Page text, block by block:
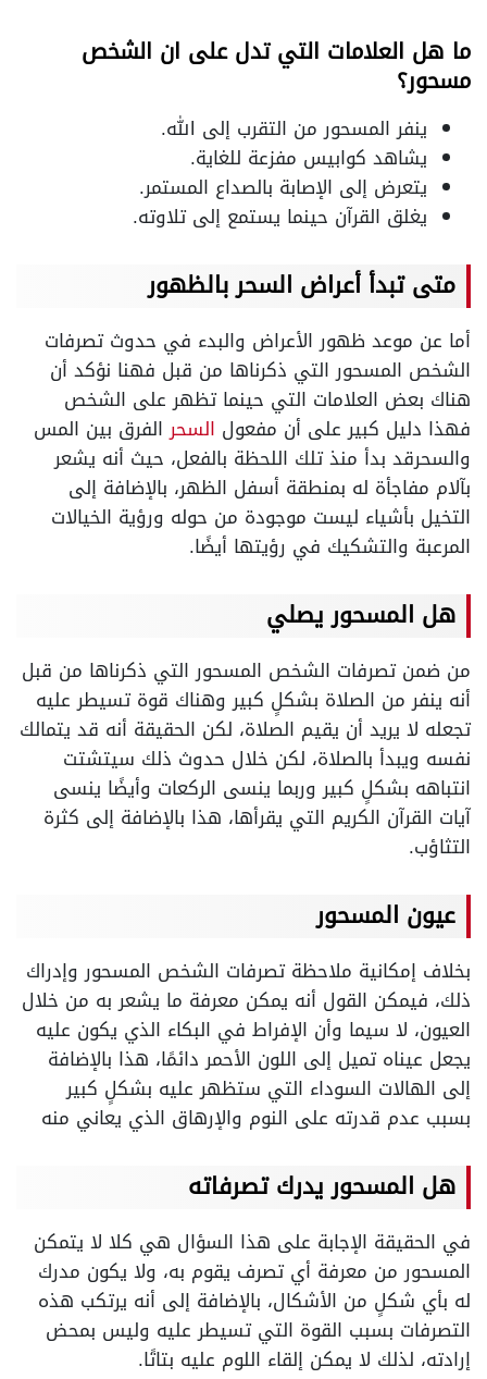
ما هل العلامات التي تدل على ان الشخص
مسحور؟
ينفر المسحور من التقرب إلى الله.
يشاهد كوابيس مفزعة للغاية.
يتعرض إلى الإصابة بالصداع المستمر.
يغلق القرآن حينما يستمع إلى تلاوته.
متى تبدأ أعراض السحر بالظهور
أما عن موعد ظهور الأعراض والبدء في حدوث تصرفات
الشخص المسحور التي ذكرناها من قبل فهنا نؤكد أن
هناك بعض العلامات التي حينما تظهر على الشخص
فهذا دليل كبير على أن مفعول السحرالفرق بين المس
والسحرقد بدأ منذ تلك اللحظة بالفعل، حيث أنه يشعر
بآلام مفاجأة له بمنطقة أسفل الظهر، بالإضافة إلى
التخيل بأشياء ليست موجودة من حوله ورؤية الخيالات
المرعبة والتشكيك في رؤيتها أيضًا.
هل المسحور يصلي
من ضمن تصرفات الشخص المسحور التي ذكرناها من قبل
أنه ينفر من الصلاة بشكلٍ كبير وهناك قوة تسيطر عليه
تجعله لا يريد أن يقيم الصلاة، لكن الحقيقة أنه قد يتمالك
نفسه ويبدأ بالصلاة، لكن خلال حدوث ذلك سيتشتت
انتباهه بشكلٍ كبير وربما ينسى الركعات وأيضًا ينسى
آيات القرآن الكريم التي يقرأها، هذا بالإضافة إلى كثرة
التثاؤب.
عيون المسحور
بخلاف إمكانية ملاحظة تصرفات الشخص المسحور وإدراك
ذلك، فيمكن القول أنه يمكن معرفة ما يشعر به من خلال
العيون، لا سيما وأن الإفراط في البكاء الذي يكون عليه
يجعل عيناه تميل إلى اللون الأحمر دائمًا، هذا بالإضافة
إلى الهالات السوداء التي ستظهر عليه بشكلٍ كبير
بسبب عدم قدرته على النوم والإرهاق الذي يعاني منه
هل المسحور يدرك تصرفاته
في الحقيقة الإجابة على هذا السؤال هي كلا لا يتمكن
المسحور من معرفة أي تصرف يقوم به، ولا يكون مدرك
له بأي شكلٍ من الأشكال، بالإضافة إلى أنه يرتكب هذه
التصرفات بسبب القوة التي تسيطر عليه وليس بمحض
إرادته، لذلك لا يمكن إلقاء اللوم عليه بتاتًا.